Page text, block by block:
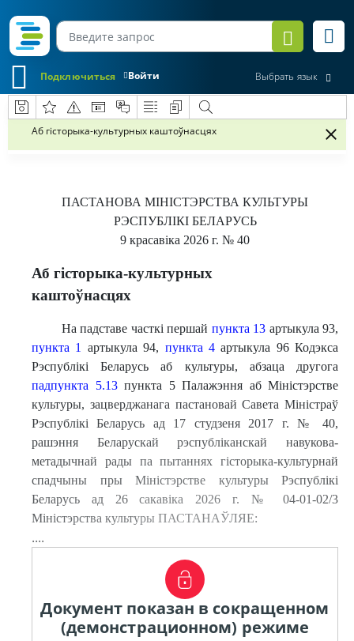
Войти
Подключиться Выбрать язык
Аб гісторыка-культурных каштоўнасцях
ПАСТАНОВА МІНІСТЭРСТВА КУЛЬТУРЫ
РЭСПУБЛІКІ БЕЛАРУСЬ
9 красавіка 2026 г. № 40
Аб гісторыка-культурных
каштоўнасцях
На падставе часткі першай пункта 13 артыкула 93,
пункта 1
артыкула 94, пункта 4артыкула 96 Кодэкса
Рэспублікі Беларусь аб культуры, абзаца другога
падпункта 5.13пункта 5 Палажэння аб Міністэрстве
культуры, зацверджанага пастановай Савета Міністраў
Рэспублікі Беларусь ад 17 студзеня 2017 г. № 40,
рашэння Беларускай рэспубліканскай навукова-
метадычнай рады па пытаннях гісторыка-культурнай
спадчыны пры Міністэрстве культуры Рэспублікі
Беларусь ад 26 сакавіка 2026 г. № 04-01-02/3
Міністэрства культуры ПАСТАНАЎЛЯЕ:
....
Документ показан в сокращенном
(демонстрационном) режиме